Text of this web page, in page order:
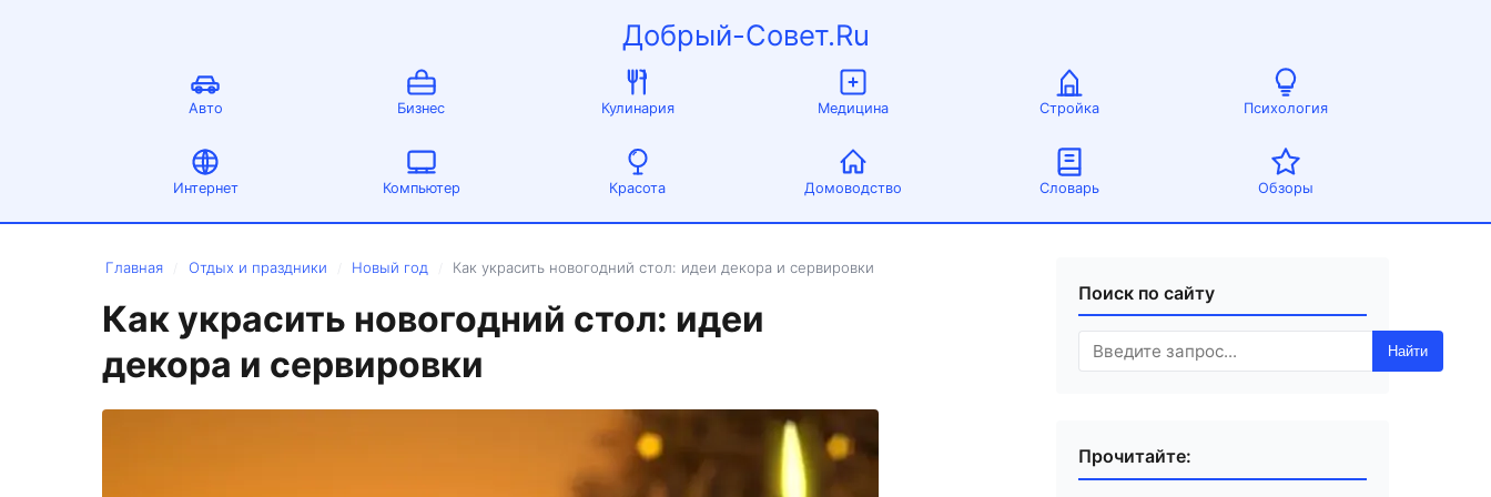
Добрый-Совет.Ru
Авто Бизнес Кулинария Медицина Стройка Психология
Интернет Компьютер Красота Домоводство Словарь Обзоры
Главная Отдых и праздники Новый год Как украсить новогодний стол: идеи декора и сервировки
Как украсить новогодний стол: идеи
декора и сервировки
Поиск по сайту
Найти
Прочитайте: